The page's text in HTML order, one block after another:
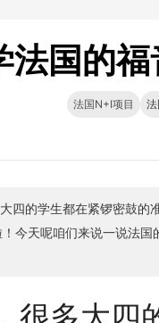
法国的
法国N+I项目
四的学生都在紧锣密鼓
今天呢咱们来说一说法国